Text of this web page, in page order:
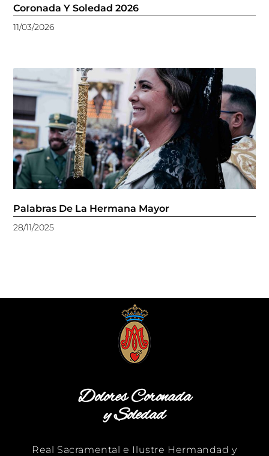
Coronada Y Soledad 2026
11/03/2026
Palabras De La Hermana Mayor
28/11/2025
Dolores Coronada
y Soledad
Real Sacramental e Ilustre Hermandad y